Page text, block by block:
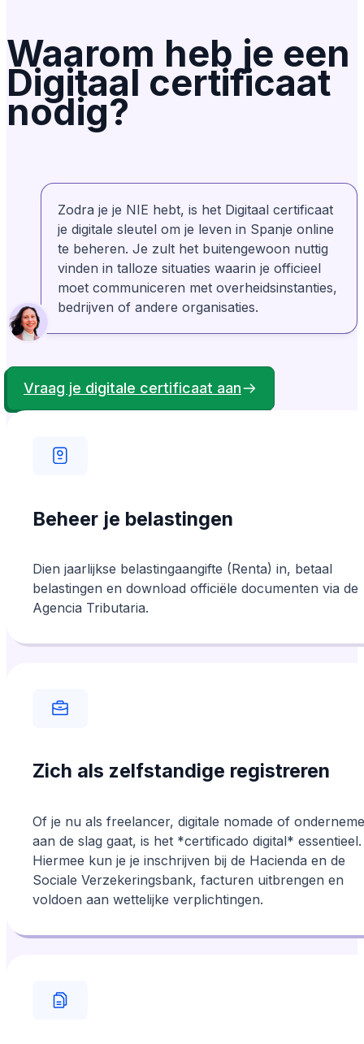
gedaan!
LR Lily Redlingshafer
Uit Verenigde Staten
te leggen. Daarna splitsen ze het stap voor
stap uit en begeleiden ze je erdoorheen.
Rosa is geweldig!
BB Bonney Brown Geverifieerd
Uit Verenigde Staten
vriendelijkheid.
Waarom heb je een
Digitaal certificaat
nodig?
Zodra je je NIE hebt, is het Digitaal certificaat
je digitale sleutel om je leven in Spanje online
te beheren. Je zult het buitengewoon nuttig
vinden in talloze situaties waarin je officieel
moet communiceren met overheidsinstanties,
bedrijven of andere organisaties.
Vraag je digitale certificaat aan
Beheer je belastingen
Dien jaarlijkse belastingaangifte (Renta) in, betaal
belastingen en download officiële documenten via de
Agencia Tributaria.
Zich als zelfstandige registreren
Of je nu als freelancer, digitale nomade of
aan de slag gaat, is het *certificado digital* essentieel.
Hiermee kun je je inschrijven bij de Hacienda en de
Sociale Verzekeringsbank, facturen uitbrengen en
voldoen aan wettelijke verplichtingen.